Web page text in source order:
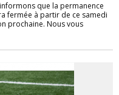
que la permanence
fermée à partir de ce samedi
prochaine. Nous vous